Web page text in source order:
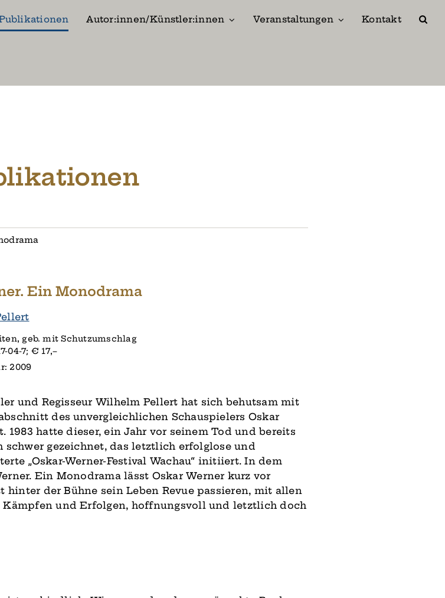
Autor:innen/Künstler:innen Veranstaltungen Kontakt
Ein Monodrama
geb. mit Schutzumschlag
04-7; € 17,–
2009
und Regisseur Wilhelm Pellert hat sich behutsam mit
des unvergleichlichen Schauspielers Oskar
1983 hatte dieser, ein Jahr vor seinem Tod und bereits
schwer gezeichnet, das letztlich erfolglose und
„Oskar-Werner-Festival Wachau“ initiiert. In dem
Ein Monodrama lässt Oskar Werner kurz vor
hinter der Bühne sein Leben Revue passieren, mit allen
Kämpfen und Erfolgen, hoffnungsvoll und letztlich doch